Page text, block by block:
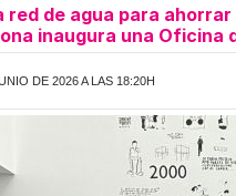
red de agua para
inaugura una Oficina
DE 2026 A LAS 18:20H